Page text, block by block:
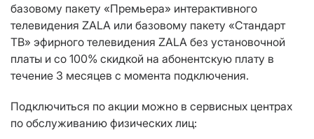
базовому пакету «Премьера» интерактивного
телевидения ZALA или базовому пакету «Стандарт
ТВ» эфирного телевидения ZALA без установочной
платы и со 100% скидкой на абонентскую плату в
течение 3 месяцев с момента подключения.
Подключиться по акции можно в сервисных центрах
по обслуживанию физических лиц: